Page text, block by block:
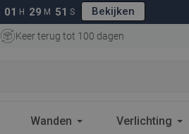
01 H 29 M 50 S Bekijken
Keer terug tot 100 dagen
Wanden Verlichting